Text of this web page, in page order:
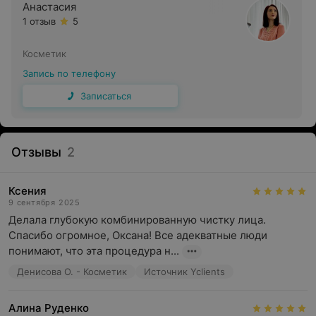
Анастасия
1 отзыв 5
Косметик
Запись по телефону
Записаться
Отзывы 2
Ксения
9 сентября 2025
Делала глубокую комбинированную чистку лица.
Спасибо огромное, Оксана! Все адекватные люди
понимают, что эта процедура н...
Денисова О. - Косметик Источник Yclients
Алина Руденко